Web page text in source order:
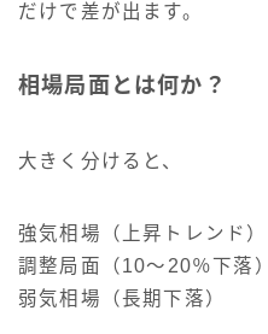
だけで差が出ます。
相場局面とは何か？
大きく分けると、
強気相場（上昇トレンド）
調整局面（10〜20％下落）
弱気相場（長期下落）